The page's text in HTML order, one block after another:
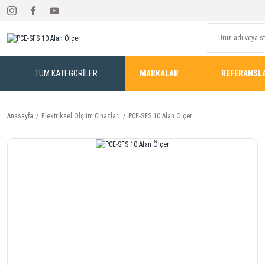
TÜM KATEGORİLER MARKALAR
Anasayfa Elektriksel Ölçüm Cihazları PCE-SFS 10 Alan Ölçer